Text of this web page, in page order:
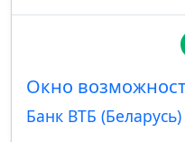
Окно
Банк ВТБ (Беларусь)